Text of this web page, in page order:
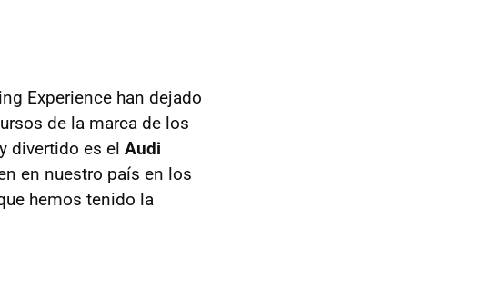
Experience han dejado
de la marca de los
divertido es el Audi
en nuestro país en los
hemos tenido la